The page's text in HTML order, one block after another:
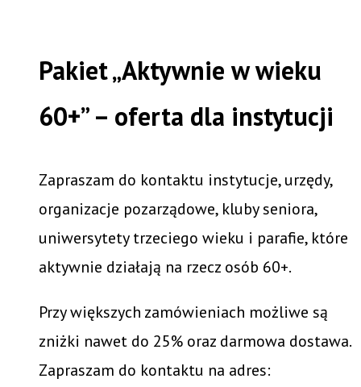
Pakiet „Aktywnie w wieku
60+” – oferta dla instytucji
Zapraszam do kontaktu instytucje, urzędy,
organizacje pozarządowe, kluby seniora,
uniwersytety trzeciego wieku i parafie, które
aktywnie działają na rzecz osób 60+.
Przy większych zamówieniach możliwe są
zniżki nawet do 25% oraz darmowa dostawa.
Zapraszam do kontaktu na adres: